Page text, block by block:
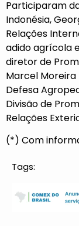
Participaram
Indonésia,
Relações
adido agrícola
diretor de
Marcel Moreira
Defesa
Divisão de
Relações
(*) Com
Tags: